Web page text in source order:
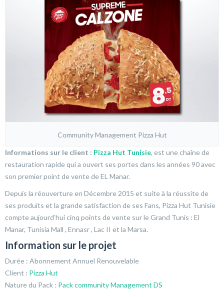
Community Management Pizza Hut
Informations sur le client : Pizza Hut Tunisie, est une chaîne de
restauration rapide qui a ouvert ses portes dans les années 90 avec
son premier point de vente de EL Manar.
Depuis la réouverture en Décembre 2015 et suite à la réussite de
ses produits et la grande satisfaction de ses Fans, Pizza Hut Tunisie
compte aujourd’hui cinq points de vente sur le Grand Tunis : El
Manar, Tunisia Mall , Ennasr , Lac II et la Marsa.
Information sur le projet
Durée : Abonnement Annuel Renouvelable
Client : Pizza Hut
Nature du Pack : Pack community Management DS